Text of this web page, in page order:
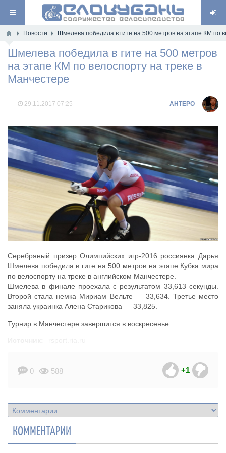
Новости Шмелева победила в гите на 500 метров на этапе КМ по
Шмелева победила в гите на 500 метров
на этапе КМ по велоспорту на треке в
Манчестере
29.11.2017 07:25 AHTEPO
Серебряный призер Олимпийских игр-2016 россиянка Дарья
Шмелева победила в гите на 500 метров на этапе Кубка мира
по велоспорту на треке в английском Манчестере.
Шмелева в финале проехала с результатом 33,613 секунды.
Второй стала немка Мириам Вельте — 33,634. Третье место
заняла украинка Алена Старикова — 33,825.
Турнир в Манчестере завершится в воскресенье.
0 588 +1
КОММЕНТАРИИ